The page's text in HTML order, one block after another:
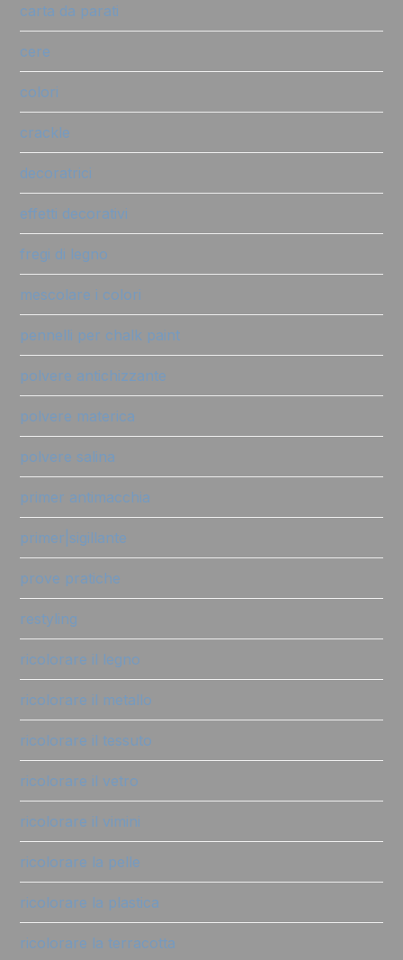
carta da parati
cere
colori
crackle
decoratrici
effetti decorativi
fregi di legno
mescolare i colori
pennelli per chalk paint
polvere antichizzante
polvere materica
polvere salina
primer antimacchia
primer|sigillante
prove pratiche
restyling
ricolorare il legno
ricolorare il metallo
ricolorare il tessuto
ricolorare il vetro
ricolorare il vimini
ricolorare la pelle
ricolorare la plastica
ricolorare la terracotta